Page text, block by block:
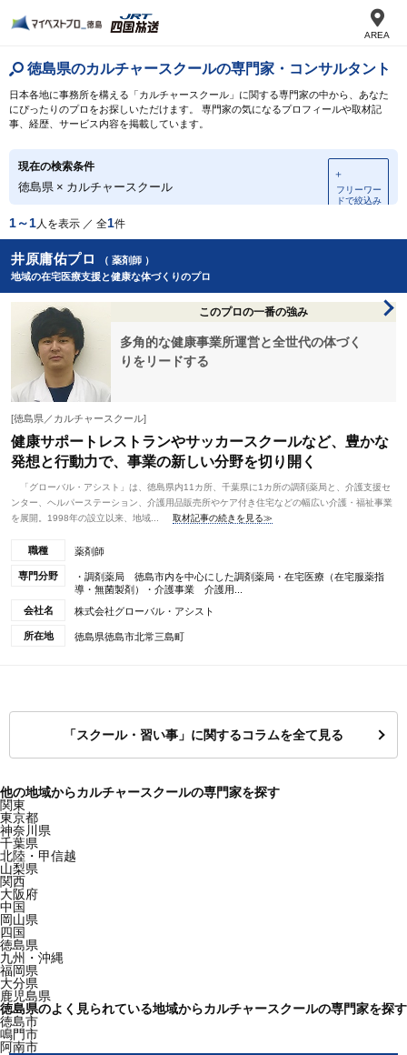
AREA
徳島県のカルチャースクールの専門家・コンサルタント
日本各地に事務所を構える「カルチャースクール」に関する専門家の中から、あなた
にぴったりのプロをお探しいただけます。 専門家の気になるプロフィールや取材記
事、経歴、サービス内容を掲載しています。
現在の検索条件
徳島県 × カルチャースクール
＋
フリーワー
ドで絞込み
1～1人を表示 ／ 全1件
井原庸佑プロ
（ 薬剤師 ）
地域の在宅医療支援と健康な体づくりのプロ
このプロの一番の強み
多角的な健康事業所運営と全世代の体づく
りをリードする
[徳島県／カルチャースクール]
健康サポートレストランやサッカースクールなど、豊かな
発想と行動力で、事業の新しい分野を切り開く
「グローバル・アシスト」は、徳島県内11カ所、千葉県に1カ所の調剤薬局と、介護支援セ
ンター、ヘルパーステーション、介護用品販売所やケア付き住宅などの幅広い介護・福祉事業
を展開。1998年の設立以来、地域...
取材記事の続きを見る≫
職種 薬剤師
専門分野
・調剤薬局 徳島市内を中心にした調剤薬局・在宅医療（在宅服薬指
導・無菌製剤）・介護事業 介護用...
会社名
株式会社グローバル・アシスト
所在地 徳島県徳島市北常三島町
「スクール・習い事」に関するコラムを全て見る
他の地域からカルチャースクールの専門家を探す
関東
東京都
神奈川県
千葉県
北陸・甲信越
山梨県
関西
大阪府
中国
岡山県
四国
徳島県
九州・沖縄
福岡県
大分県
鹿児島県
徳島県のよく見られている地域からカルチャースクールの専門家を探す
徳島市
鳴門市
阿南市